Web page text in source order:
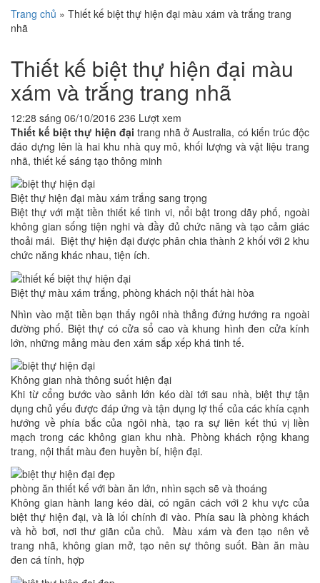
Trang chủ » Thiết kế biệt thự hiện đại màu xám và trắng trang
nhã
Thiết kế biệt thự hiện đại màu
xám và trắng trang nhã
12:28 sáng 06/10/2016 236 Lượt xem
Thiết kế biệt thự hiện đại trang nhã ở Australia, có kiến trúc độc
đáo dựng lên là hai khu nhà quy mô, khối lượng và vật liệu trang
nhã, thiết kế sáng tạo thông minh
Biệt thự hiện đại màu xám trắng sang trọng
Biệt thự với mặt tiền thiết kế tinh vi, nổi bật trong dãy phố, ngoài
không gian sống tiện nghi và đầy đủ chức năng và tạo cảm giác
thoải mái. Biệt thự hiện đại được phân chia thành 2 khối với 2 khu
chức năng khác nhau, tiện ích.
Biệt thự màu xám trắng, phòng khách nội thất hài hòa
Nhìn vào mặt tiền bạn thấy ngôi nhà thẳng đứng hướng ra ngoài
đường phố. Biệt thự có cửa sổ cao và khung hình đen cửa kính
lớn, những mảng màu đen xám sắp xếp khá tinh tế.
Không gian nhà thông suốt hiện đại
Khi từ cổng bước vào sảnh lớn kéo dài tới sau nhà, biệt thự tận
dụng chủ yếu được đáp ứng và tận dụng lợ thế của các khía cạnh
hướng về phía bắc của ngôi nhà, tạo ra sự liên kết thú vị liền
mạch trong các không gian khu nhà. Phòng khách rộng khang
trang, nội thất màu đen huyền bí, hiện đại.
phòng ăn thiết kế với bàn ăn lớn, nhìn sạch sẽ và thoáng
Không gian hành lang kéo dài, có ngăn cách với 2 khu vực của
biệt thự hiện đại, và là lối chính đi vào. Phía sau là phòng khách
và hồ bơi, nơi thư giãn của chủ. Màu xám và đen tạo nên vẻ
trang nhã, không gian mở, tạo nên sự thông suốt. Bàn ăn màu
đen cá tính, hợp